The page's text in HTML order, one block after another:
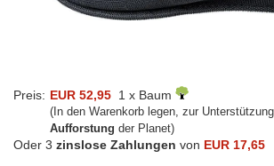
Preis: EUR 52,95 1 x Baum
(In den Warenkorb legen, zur
Aufforstung der Planet)
Oder 3 zinslose Zahlungen von EUR 17,65